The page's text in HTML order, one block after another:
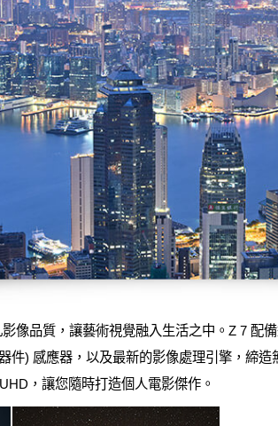
像品質，讓藝術視覺融入生活之中。Z 7 配
件) 感應器，以及最新的影像處理引擎，締
，讓您隨時打造個人電影傑作。